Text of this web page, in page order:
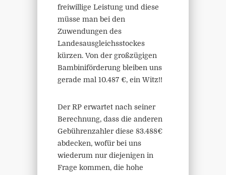
freiwillige Leistung und diese
müsse man bei den
Zuwendungen des
Landesausgleichsstockes
kürzen. Von der großzügigen
Bambiniförderung bleiben uns
gerade mal 10.487 €, ein Witz!!
Der RP erwartet nach seiner
Berechnung, dass die anderen
Gebührenzahler diese 83.488€
abdecken, wofür bei uns
wiederum nur diejenigen in
Frage kommen, die hohe